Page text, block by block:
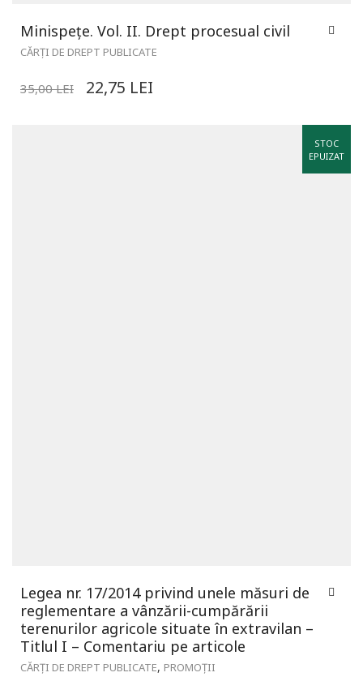
Minispețe. Vol. II. Drept procesual civil
CĂRȚI DE DREPT PUBLICATE
35,00LEI 22,75 LEI
STOC
EPUIZAT
Legea nr. 17/2014 privind unele măsuri de
reglementare a vânzării-cumpărării
terenurilor agricole situate în extravilan –
Titlul I – Comentariu pe articole
CĂRȚI DE DREPT PUBLICATE, PROMOȚII